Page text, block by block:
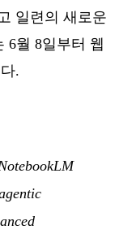
일련의 새로운
6월 8일부터 웹
.